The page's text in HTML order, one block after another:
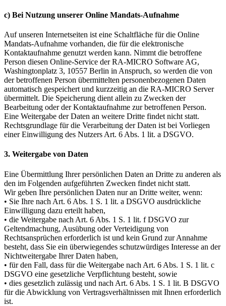
c) Bei Nutzung unserer Online Mandats-Aufnahme
Auf unseren Internetseiten ist eine Schaltfläche für die Online
Mandats-Aufnahme vorhanden, die für die elektronische
Kontaktaufnahme genutzt werden kann. Nimmt die betroffene
Person diesen Online-Service der RA-MICRO Software AG,
Washingtonplatz 3, 10557 Berlin in Anspruch, so werden die von
der betroffenen Person übermittelten personenbezogenen Daten
automatisch gespeichert und kurzzeitig an die RA-MICRO Server
übermittelt. Die Speicherung dient allein zu Zwecken der
Bearbeitung oder der Kontaktaufnahme zur betroffenen Person.
Eine Weitergabe der Daten an weitere Dritte findet nicht statt.
Rechtsgrundlage für die Verarbeitung der Daten ist bei Vorliegen
einer Einwilligung des Nutzers Art. 6 Abs. 1 lit. a DSGVO.
3. Weitergabe von Daten
Eine Übermittlung Ihrer persönlichen Daten an Dritte zu anderen als
den im Folgenden aufgeführten Zwecken findet nicht statt.
Wir geben Ihre persönlichen Daten nur an Dritte weiter, wenn:
• Sie Ihre nach Art. 6 Abs. 1 S. 1 lit. a DSGVO ausdrückliche
Einwilligung dazu erteilt haben,
• die Weitergabe nach Art. 6 Abs. 1 S. 1 lit. f DSGVO zur
Geltendmachung, Ausübung oder Verteidigung von
Rechtsansprüchen erforderlich ist und kein Grund zur Annahme
besteht, dass Sie ein überwiegendes schutzwürdiges Interesse an der
Nichtweitergabe Ihrer Daten haben,
• für den Fall, dass für die Weitergabe nach Art. 6 Abs. 1 S. 1 lit. c
DSGVO eine gesetzliche Verpflichtung besteht, sowie
• dies gesetzlich zulässig und nach Art. 6 Abs. 1 S. 1 lit. B DSGVO
für die Abwicklung von Vertragsverhältnissen mit Ihnen erforderlich
ist.